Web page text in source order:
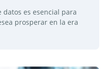
es esencial para
prosperar en la era